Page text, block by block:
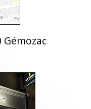
Gémozac